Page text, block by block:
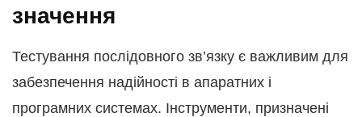
значення
Тестування послідовного зв’язку є важливим для
забезпечення надійності в апаратних і
програмних системах. Інструменти, призначені